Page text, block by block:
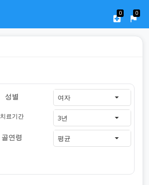
local_hospital
0
flag
0
성별 여자
치료기간 3년
골연령 평균